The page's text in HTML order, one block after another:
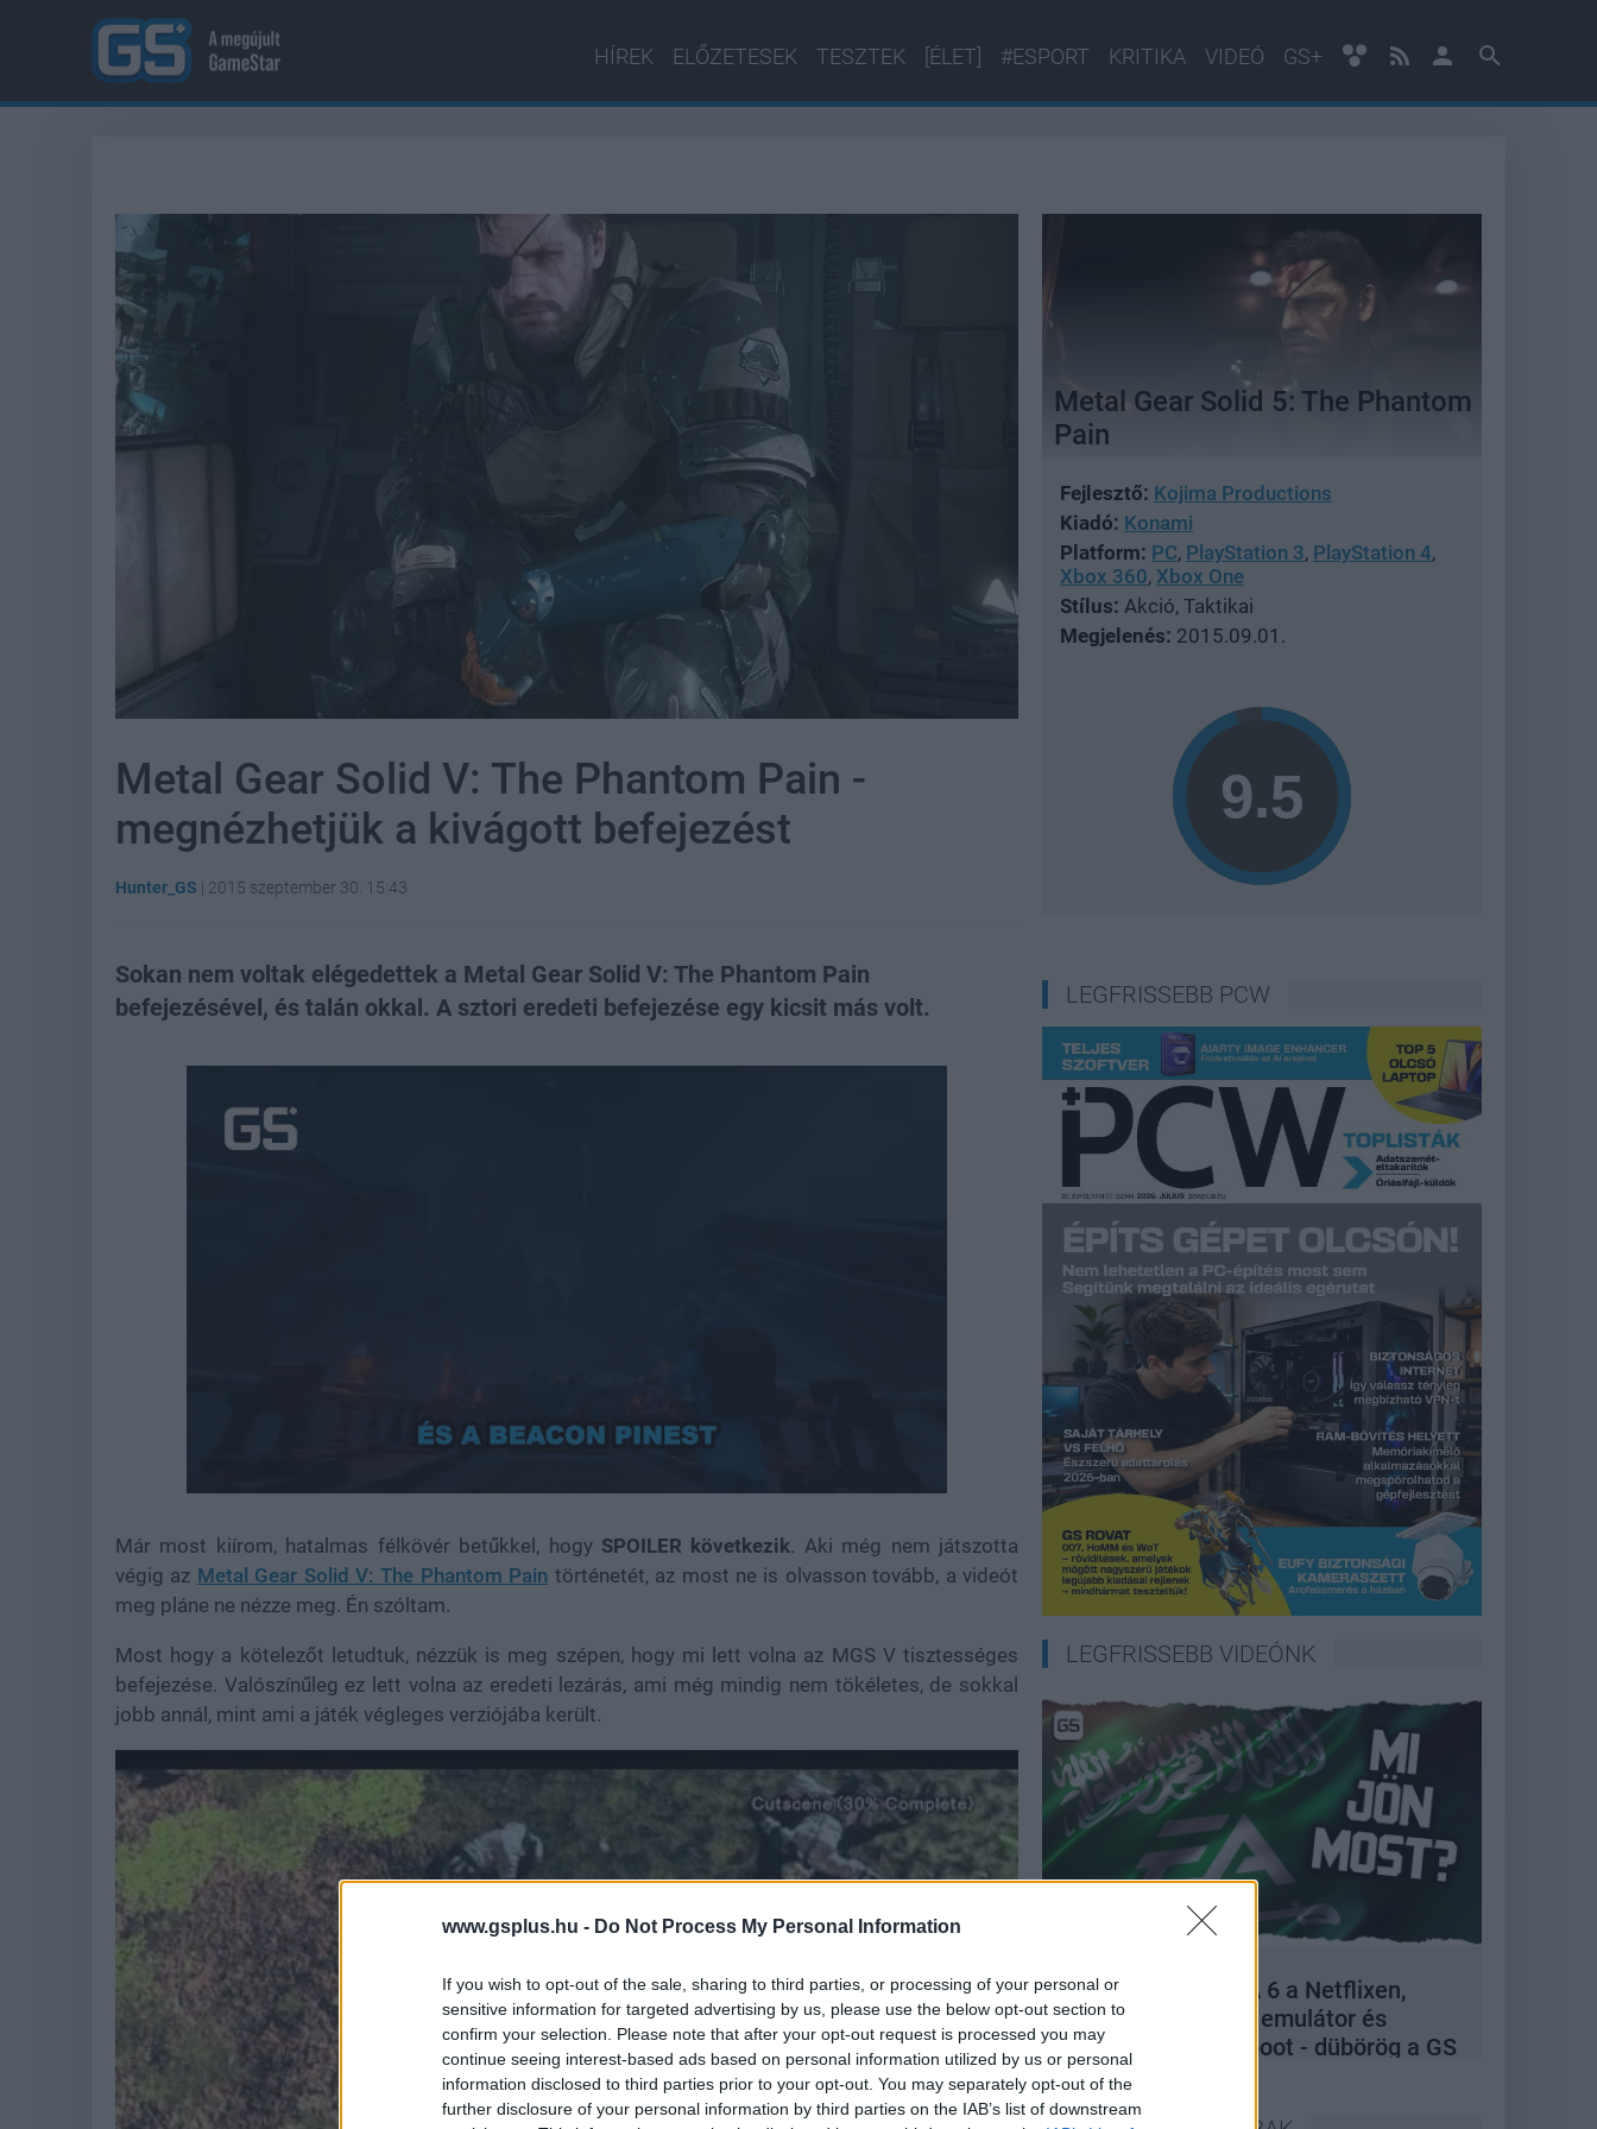
www.gsplus.hu - Do Not Process My Personal Information
If you wish to opt-out of the sale, sharing to third parties, or processing of your personal or
sensitive information for targeted advertising by us, please use the below opt-out section to
confirm your selection. Please note that after your opt-out request is processed you may
continue seeing interest-based ads based on personal information utilized by us or personal
information disclosed to third parties prior to your opt-out. You may separately opt-out of the
further disclosure of your personal information by third parties on the IAB’s list of downstream
HÍREK ELŐZETESEK TESZTEK [ÉLET] #ESPORT KRITIKA VIDEÓ GS+
Metal Gear Solid V: The Phantom Pain -
megnézhetjük a kivágott befejezést
Hunter_GS | 2015 szeptember 30. 15:43
Sokan nem voltak elégedettek a Metal Gear Solid V: The Phantom Pain
befejezésével, és talán okkal. A sztori eredeti befejezése egy kicsit más volt.
100.00%
Már most kiírom, hatalmas félkövér betűkkel, hogy SPOILER következik. Aki még nem játszotta
végig az Metal Gear Solid V: The Phantom Pain történetét, az most ne is olvasson tovább, a videót
meg pláne ne nézze meg. Én szóltam.
Most hogy a kötelezőt letudtuk, nézzük is meg szépen, hogy mi lett volna az MGS V tisztességes
befejezése. Valószínűleg ez lett volna az eredeti lezárás, ami még mindig nem tökéletes, de sokkal
jobb annál, mint ami a játék végleges verziójába került.
Metal Gear Solid 5: The Phantom
Pain
Fejlesztő: Kojima Productions
Kiadó: Konami
Platform: PC, PlayStation 3, PlayStation 4,
Xbox 360, Xbox One
Stílus: Akció, Taktikai
Megjelenés: 2015.09.01.
LEGFRISSEBB PCW
LEGFRISSEBB VIDEÓNK
EA felvásárlás, GTA 6 a Netflixen,
hivatalos Xbox 360 emulátor és
kukázott Penge reboot - dübörög a GS
Hype